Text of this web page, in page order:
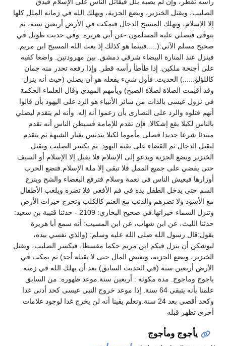
الصليب، ويقتل الخنزير، ويضع الجزية، ويهلك الله في زمانه الملل كلها
إلا الإسلام، ويهلك المسيح الدجال فيمكث في الأرض أربعين سنة، ثم
يتوفى فيصلي عليه المسلمون.-عن أبي هريرة. وفي حديث طويل في
صحيح مسلم الآتي:(.....فبينما هو كذلك إذ بعث الله المسيح ابن مريم.
فينزل عند المنارة البيضاء شرقي دمشق. بين مهرودتين. واضعا كفيه
على أجنحة ملكين. إذا طأطأ رأسه قطر. وإذا رفعه تحدر منه جمان
كاللؤلؤ......) الحديث. فأول شيء يفعله هو أن يصلي (حيث أنه ينزل
وقد أقيمت الصلاة لصلاة الصبح) ويأمهم المهدي وقال العلماء الحكمة
في نزول عيسى بالذات من سائر الأنبياء هو الرد على اليهود بأن قالوا
أنهم قتلوه والرد على النصارى بأن زعموا أنه إله. وأنه لم يتقدم ليصلي
بالناس لكيلا يقع إشكالا, فإن تقدم للإمامة فسيظن الناس أنه تقدم
مبتدئا شرعا جديدا فصلى مأموما لكيلا يتدنس بغبار الشبهة.ثم يتقدم
ليقتل الدجال ثم القضاء على بقية اليهود. ثم يكسر الصليب ويقتل
الخنزير ويضع الجزية ويدعو إلى الإسلام فلا يقبل إلا الإسلام أو السيف
حتى يقضي على جميع الممل فلا تبقى إلا ملة الإسلام.فتضع الحرب
أوزارها فيعيش الناس في نعمة وسلام فترفع البغضاء والشح وينزع
السم حتى يدخل الطفل يده في فم الأفعى فلا تضره ويلعب الأطفال
مع الأسود ولا تضرهم والذئب مع الغنم كالكلب وتخرج خيرات الأرض
وتنزل السماء خيراتها.في صحيح البخاري: 2109 - حدثنا قتيبة بن سعيد:
حدثنا الليث، عن ابن شهاب، عن ابن المسيب: أنه سمع أبا هريرة
يقول:قال رسول الله صلى الله عليه وسلم: (والذي نفسي بيده،
ليوشكن أن ينزل فيكم ابن مريم حكما مقسطا، فيكسر الصليب، ويقتل
الخنزير، ويضع الجزية، ويفيض المال حتى لا يقبله أحد) ثم يمكث في
الأرض أربعين سنة (في الحديث السابق) بعد أن يهلك الله في زمنه
ياجوج وماجوج. مدة مكوثه : أربعين سنة.موعد ظهوره: من السابق
علمنا بأنه يتبقى 64 سنة. إذا موعد خروج النبي عيسى كحد أدنى غدا
وكحد أقصى بعد 24 سنة.ونعلم يقينا أنه لن يخرج غدا لوجود علامات
أخرى تظهر قبله
يأجوج ومأجوج